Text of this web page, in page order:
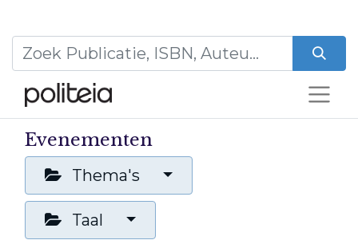
Evenementen
Thema's
Taal